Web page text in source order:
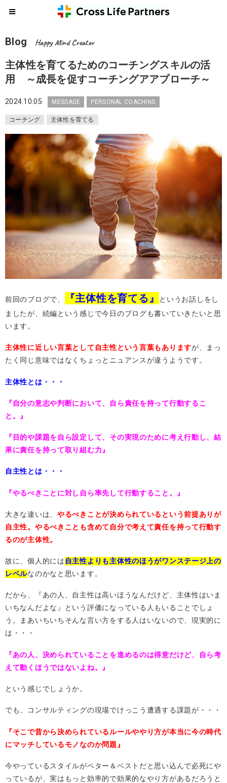
Blog Happy Mind Creator
主体性を育てるためのコーチングスキルの活
用 ～成長を促すコーチングアアプローチ～
2024.10.05 MESSAGE PERSONAL COACHING
コーチング 主体性を育てる
前回のブログで、 『主体性を育てる』
というお話しをし
ましたが、続編という感じで今日のブログも書いていきたいと思
います。
主体性に近しい言葉として自主性という言葉もありますが、まっ
たく同じ意味ではなくちょっとニュアンスが違うようです。
主体性とは・・・
『自分の意志や判断において、自ら責任を持って行動するこ
と。』
『目的や課題を自ら設定して、その実現のために考え行動し、結
果に責任を持って取り組む力』
自主性とは・・・
『やるべきことに対し自ら率先して行動すること。』
大きな違いは、やるべきことが決められているという前提ありが
自主性。やるべきことも含めて自分で考えて責任を持って行動す
るのが主体性。
故に、個人的には 自主性よりも主体性のほうがワンステージ上の
レベルなのかなと思います。
だから、『あの人、自主性は高いほうなんだけど、主体性はいま
いちなんだよな』という評価になっている人もいることでしょ
う。まあいちいちそんな言い方をする人はいないので、現実的に
は・・・
『あの人、決められていることを進めるのは得意だけど、自ら考
えて動くほうではないよね。』
という感じでしょうか。
でも、コンサルティングの現場でけっこう遭遇する課題が・・・
『そこで昔から決められているルールややり方が本当に今の時代
にマッチしているモノなのか問題』
今やっているスタイルがベター＆ベストだと思い込んで必死にや
っているが、実はもっと効率的で効果的なやり方があるだろうと